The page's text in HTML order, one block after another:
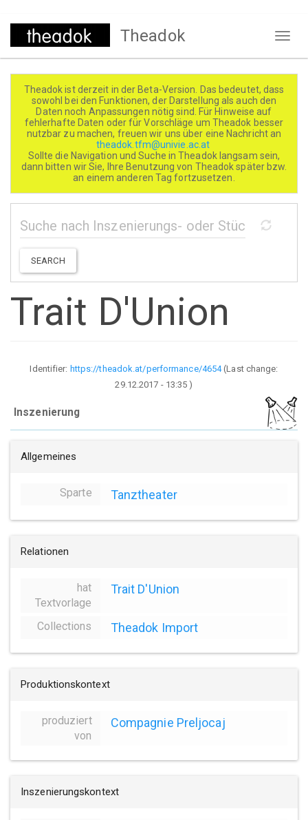
Direkt
Theadok
Theadok ist derzeit in der Beta-Version. Das bedeutet, dass
sowohl bei den Funktionen, der Darstellung als auch den
Daten noch Anpassungen nötig sind. Für Hinweise auf
fehlerhafte Daten oder für Vorschläge um Theadok besser
nutzbar zu machen, freuen wir uns über eine Nachricht an
theadok.tfm@univie.ac.at
Sollte die Navigation und Suche in Theadok langsam sein,
dann bitten wir Sie, Ihre Benutzung von Theadok später bzw.
an einem anderen Tag fortzusetzen.
SEARCH
Trait D'Union
Identifier: https://theadok.at/performance/4654(Last change:
29.12.2017 - 13:35 )
Inszenierung
Allgemeines
Sparte Tanztheater
Relationen
hat
Textvorlage
Trait D'Union
Collections Theadok Import
Produktionskontext
produziert
von
Compagnie Preljocaj
Inszenierungskontext